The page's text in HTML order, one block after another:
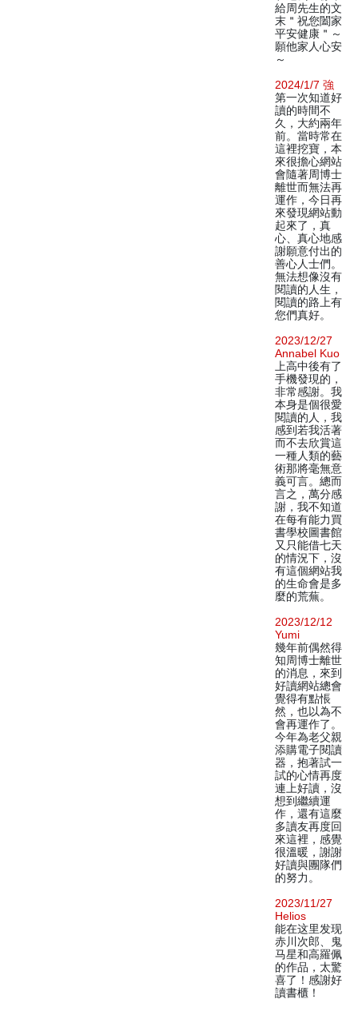
給周先生的文
末＂祝您闔家
平安健康＂～
願他家人心安
～
2024/1/7 強
第一次知道好
讀的時間不
久，大約兩年
前。當時常在
這裡挖寶，本
來很擔心網站
會隨著周博士
離世而無法再
運作，今日再
來發現網站動
起來了，真
心、真心地感
謝願意付出的
善心人士們。
無法想像沒有
閱讀的人生，
閱讀的路上有
您們真好。
2023/12/27
Annabel Kuo
上高中後有了
手機發現的，
非常感謝。我
本身是個很愛
閱讀的人，我
感到若我活著
而不去欣賞這
一種人類的藝
術那將毫無意
義可言。總而
言之，萬分感
謝，我不知道
在每有能力買
書學校圖書館
又只能借七天
的情況下，沒
有這個網站我
的生命會是多
麼的荒蕪。
2023/12/12
Yumi
幾年前偶然得
知周博士離世
的消息，來到
好讀網站總會
覺得有點悵
然，也以為不
會再運作了。
今年為老父親
添購電子閱讀
器，抱著試一
試的心情再度
連上好讀，沒
想到繼續運
作，還有這麼
多讀友再度回
來這裡，感覺
很溫暖，謝謝
好讀與團隊們
的努力。
2023/11/27
Helios
能在这里发现
赤川次郎、鬼
马星和高羅佩
的作品，太驚
喜了！感謝好
讀書櫃！